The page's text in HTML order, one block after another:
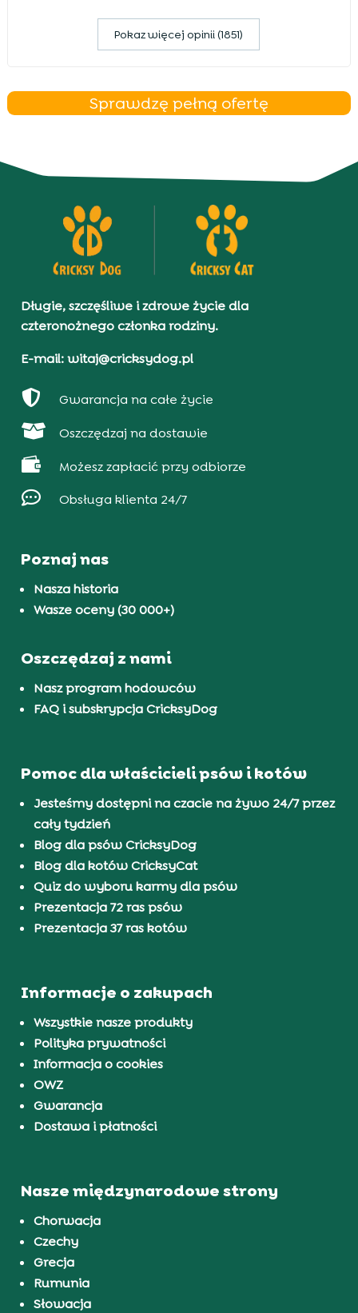
Pokaz więcej opinii (1851)
Sprawdzę pełną ofertę
Długie, szczęśliwe i zdrowe życie dla
czteronożnego członka rodziny.
E-mail: witaj@cricksydog.pl
 Gwarancja na całe życie
 Oszczędzaj na dostawie
 Możesz zapłacić przy odbiorze
 Obsługa klienta 24/7
Poznaj nas
Nasza historia
Wasze oceny (30 000+)
Oszczędzaj z nami
Nasz program hodowców
FAQ i subskrypcja CricksyDog
Pomoc dla właścicieli psów i kotów
Jesteśmy dostępni na czacie na żywo 24/7 przez
cały tydzień
Blog dla psów CricksyDog
Blog dla kotów CricksyCat
Quiz do wyboru karmy dla psów
Prezentacja 72 ras psów
Prezentacja 37 ras kotów
Informacje o zakupach
Wszystkie nasze produkty
Polityka prywatności
Informacja o cookies
OWZ
Gwarancja
Dostawa i płatności
Nasze międzynarodowe strony
Chorwacja
Czechy
Grecja
Rumunia
Słowacja